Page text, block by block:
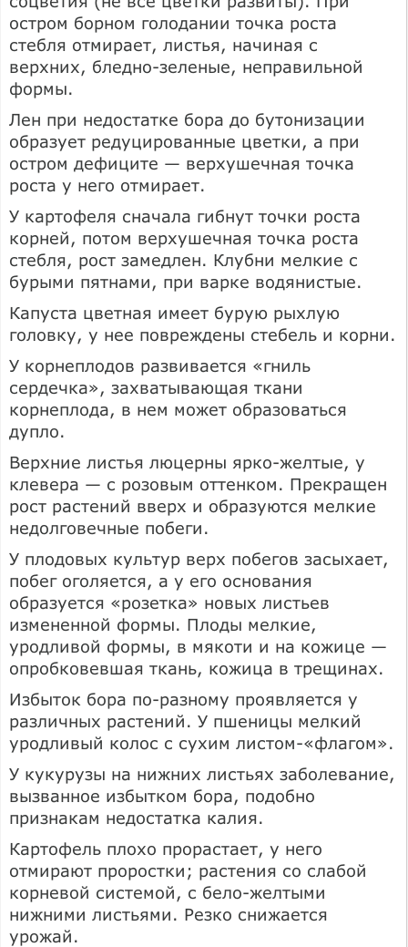
остром борном голодании точка роста
стебля отмирает, листья, начиная с
верхних, бледно-зеленые, неправильной
формы.
Лен при недостатке бора до бутонизации
образует редуцированные цветки, а при
остром дефиците — верхушечная точка
роста у него отмирает.
У картофеля сначала гибнут точки роста
корней, потом верхушечная точка роста
стебля, рост замедлен. Клубни мелкие с
бурыми пятнами, при варке водянистые.
Капуста цветная имеет бурую рыхлую
головку, у нее повреждены стебель и корни.
У корнеплодов развивается «гниль
сердечка», захватывающая ткани
корнеплода, в нем может образоваться
дупло.
Верхние листья люцерны ярко-желтые, у
клевера — с розовым оттенком. Прекращен
рост растений вверх и образуются мелкие
недолговечные побеги.
У плодовых культур верх побегов засыхает,
побег оголяется, а у его основания
образуется «розетка» новых листьев
измененной формы. Плоды мелкие,
уродливой формы, в мякоти и на кожице —
опробковевшая ткань, кожица в трещинах.
Избыток бора по-разному проявляется у
различных растений. У пшеницы мелкий
уродливый колос с сухим листом-«флагом».
У кукурузы на нижних листьях заболевание,
вызванное избытком бора, подобно
признакам недостатка калия.
Картофель плохо прорастает, у него
отмирают проростки; растения со слабой
корневой системой, с бело-желтыми
нижними листьями. Резко снижается
урожай.